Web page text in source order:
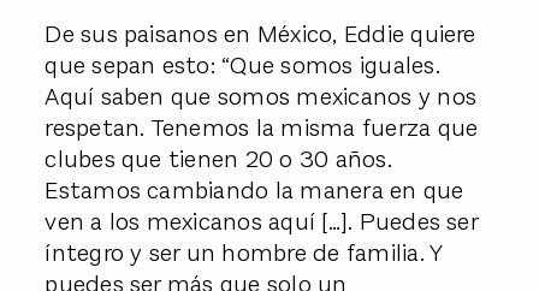
De sus paisanos en México, Eddie quiere
que sepan esto: “Que somos iguales.
Aquí saben que somos mexicanos y nos
respetan. Tenemos la misma fuerza que
clubes que tienen 20 o 30 años.
Estamos cambiando la manera en que
ven a los mexicanos aquí […]. Puedes ser
íntegro y ser un hombre de familia. Y
puedes ser más que solo un